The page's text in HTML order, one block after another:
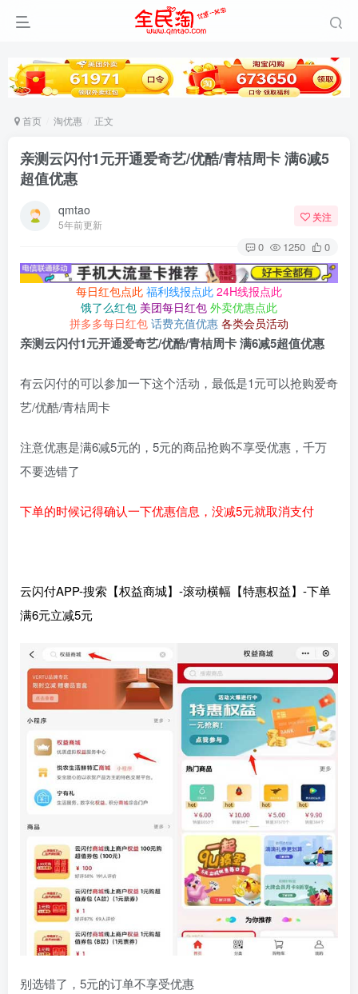
首页 淘优惠 正文
亲测云闪付1元开通爱奇艺/优酷/青桔周卡 满6减5
超值优惠
qmtao
5年前更新
关注
0 1250 0
每日红包点此 福利线报点此 24H线报点此
饿了么红包 美团每日红包 外卖优惠点此
拼多多每日红包 话费充值优惠 各类会员活动
亲测云闪付1元开通爱奇艺/优酷/青桔周卡 满6减5超值优惠
有云闪付的可以参加一下这个活动，最低是1元可以抢购爱奇
艺/优酷/青桔周卡
注意优惠是满6减5元的，5元的商品抢购不享受优惠，千万
不要选错了
下单的时候记得确认一下优惠信息，没减5元就取消支付
云闪付APP-搜索【权益商城】-滚动横幅【特惠权益】-下单
满6元立减5元
别选错了，5元的订单不享受优惠